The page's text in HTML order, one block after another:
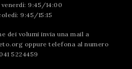
venerdì: 9:45/14:00
9:45/15:15
dei volumi invia una mail a
oppure telefona al numero
5224459